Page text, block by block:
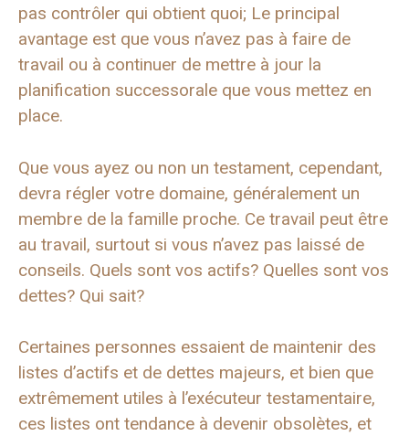
pas contrôler qui obtient quoi; Le principal
avantage est que vous n’avez pas à faire de
travail ou à continuer de mettre à jour la
planification successorale que vous mettez en
place.
Que vous ayez ou non un testament, cependant,
devra régler votre domaine, généralement un
membre de la famille proche. Ce travail peut être
au travail, surtout si vous n’avez pas laissé de
conseils. Quels sont vos actifs? Quelles sont vos
dettes? Qui sait?
Certaines personnes essaient de maintenir des
listes d’actifs et de dettes majeurs, et bien que
extrêmement utiles à l’exécuteur testamentaire,
ces listes ont tendance à devenir obsolètes, et